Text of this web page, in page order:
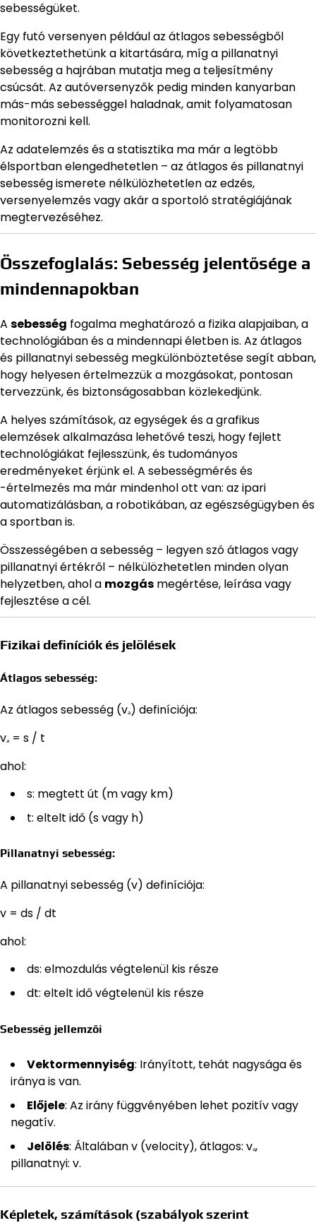
sebességüket.
Egy futó versenyen például az átlagos sebességből
következtethetünk a kitartására, míg a pillanatnyi
sebesség a hajrában mutatja meg a teljesítmény
csúcsát. Az autóversenyzők pedig minden kanyarban
más-más sebességgel haladnak, amit folyamatosan
monitorozni kell.
Az adatelemzés és a statisztika ma már a legtöbb
élsportban elengedhetetlen – az átlagos és pillanatnyi
sebesség ismerete nélkülözhetetlen az edzés,
versenyelemzés vagy akár a sportoló stratégiájának
megtervezéséhez.
Összefoglalás: Sebesség jelentősége a
mindennapokban
A sebesség fogalma meghatározó a fizika alapjaiban, a
technológiában és a mindennapi életben is. Az átlagos
és pillanatnyi sebesség megkülönböztetése segít abban,
hogy helyesen értelmezzük a mozgásokat, pontosan
tervezzünk, és biztonságosabban közlekedjünk.
A helyes számítások, az egységek és a grafikus
elemzések alkalmazása lehetővé teszi, hogy fejlett
technológiákat fejlesszünk, és tudományos
eredményeket érjünk el. A sebességmérés és
-értelmezés ma már mindenhol ott van: az ipari
automatizálásban, a robotikában, az egészségügyben és
a sportban is.
Összességében a sebesség – legyen szó átlagos vagy
pillanatnyi értékről – nélkülözhetetlen minden olyan
helyzetben, ahol a mozgás megértése, leírása vagy
fejlesztése a cél.
Fizikai definíciók és jelölések
Átlagos sebesség:
Az átlagos sebesség (vₐ) definíciója:
vₐ = s / t
ahol:
s: megtett út (m vagy km)
t: eltelt idő (s vagy h)
Pillanatnyi sebesség:
A pillanatnyi sebesség (v) definíciója:
v = ds / dt
ahol:
ds: elmozdulás végtelenül kis része
dt: eltelt idő végtelenül kis része
Sebesség jellemzői
Vektormennyiség: Irányított, tehát nagysága és
iránya is van.
Előjele: Az irány függvényében lehet pozitív vagy
negatív.
Jelölés: Általában v (velocity), átlagos: vₐ,
pillanatnyi: v.
Képletek, számítások (szabályok szerint